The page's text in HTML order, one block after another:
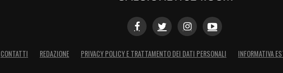
CONTATTI REDAZIONE PRIVACY POLICY E TRATTAMENTO DEI DATI PERSONALI INFORMATIVA